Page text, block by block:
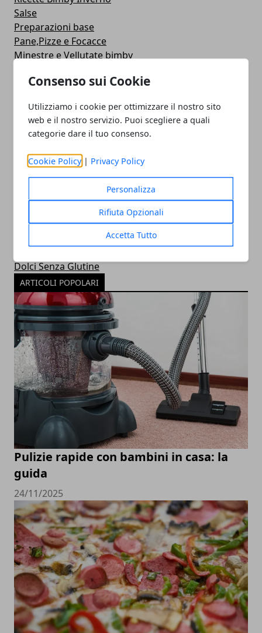
Consenso sui Cookie
Utilizziamo i cookie per ottimizzare il nostro sito
web e il nostro servizio. Puoi scegliere a quali
categorie dare il tuo consenso.
Cookie Policy | Privacy Policy
Personalizza
Rifiuta Opzionali
Accetta Tutto
Salse
Preparazioni base
Pane,Pizze e Focacce
Minestre e Vellutate bimby
Biscotti Bimby
Marmellate bimby
Secondi di Verdure
Bevande Bimby
Marmellate e Conserve
Prime Pappe Bimby
Pasta fresca fatta in casa Bimby
Ricette di Carnevale bimby
Ricette di Pasqua Bimby
Bevande e Liquori
Dolci Senza Glutine
ARTICOLI POPOLARI
Pulizie rapide con bambini in casa: la
guida
24/11/2025